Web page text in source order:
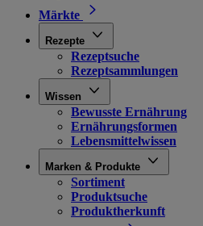
Märkte
Rezepte
Rezeptsuche
Rezeptsammlungen
Wissen
Bewusste Ernährung
Ernährungsformen
Lebensmittelwissen
Marken & Produkte
Sortiment
Produktsuche
Produktherkunft